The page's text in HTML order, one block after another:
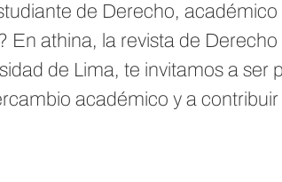
de Derecho, académico
En athina, la revista de
de Lima, te invitamos a ser
académico y a